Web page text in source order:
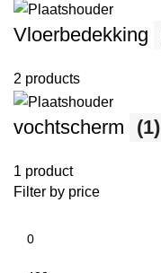
Vloerbedekking
2 products
vochtscherm (1)
1 product
Filter by price